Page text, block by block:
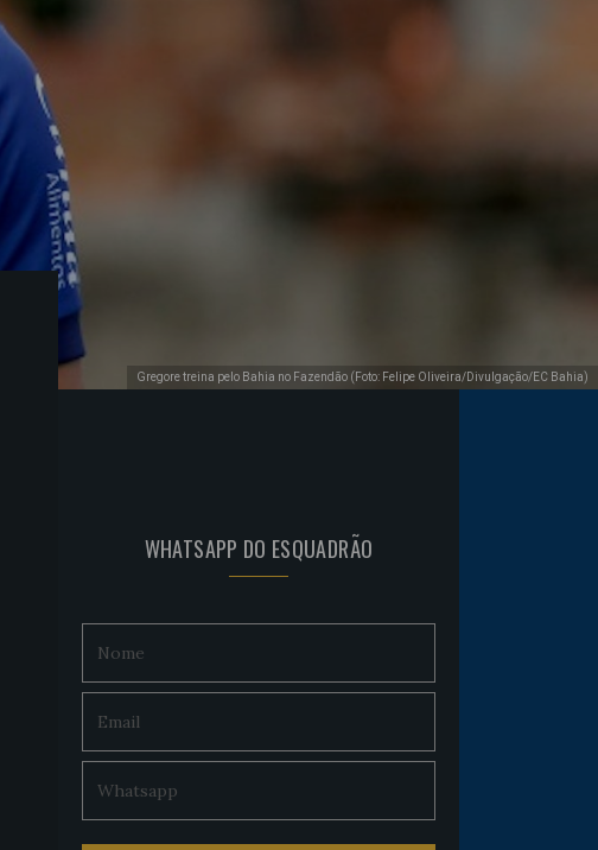
Gregore treina pelo Bahia no Fazendão (Foto: Felipe Oliveira/Divulgação/EC Bahia)
WHATSAPP DO ESQUADRÃO